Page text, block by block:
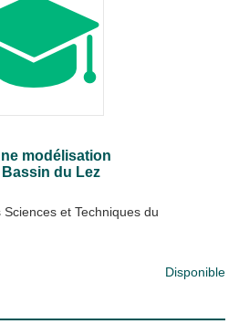
modélisation
du Lez
et Techniques du
Disponible